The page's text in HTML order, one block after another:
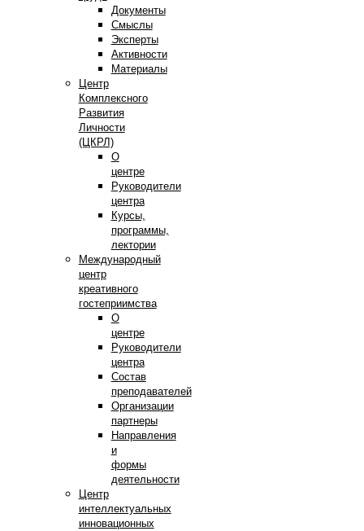
Документы
Смыслы
Эксперты
Активности
Материалы
Центр
Комплексного
Развития
Личности
(ЦКРЛ)
О
центре
Руководители
центра
Курсы,
программы,
лектории
Международный
центр
креативного
гостеприимства
О
центре
Руководители
центра
Состав
преподавателей
Организации
партнеры
Направления
и
формы
деятельности
Центр
интеллектуальных
инновационных